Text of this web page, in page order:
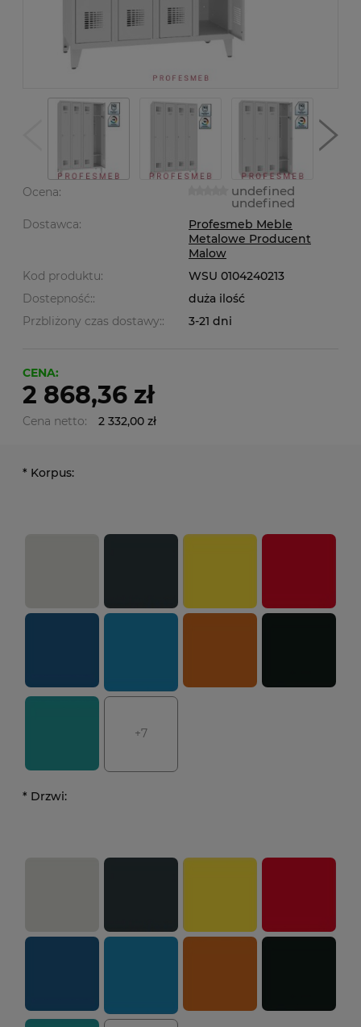
Ocena: undefined
undefined
Dostawca:
Profesmeb Meble
Metalowe Producent
Malow
Kod produktu:
WSU 0104240213
Dostepność::
duża ilość
Przbliżony czas dostawy::
3-21 dni
CENA:
2 868,36 zł
Cena netto: 2 332,00 zł
* Korpus:
+7
* Drzwi: